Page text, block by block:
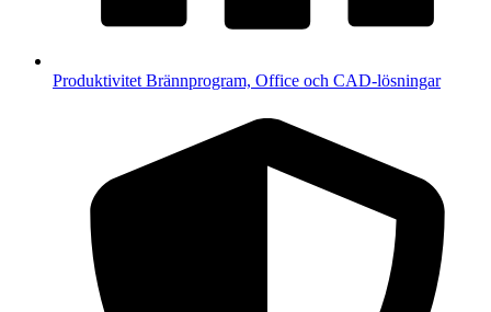
Produktivitet Brännprogram, Office och CAD-lösningar